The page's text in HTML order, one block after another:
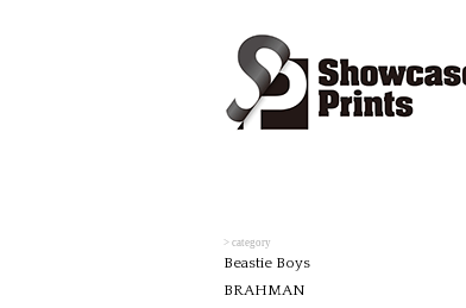
> category
Beastie Boys
BRAHMAN